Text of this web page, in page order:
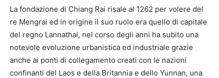
La fondazione di Chiang Rai risale al 1262 per volere del
re Mengrai ed in origine il suo ruolo era quello di capitale
del regno Lannathai, nel corso degli anni ha subito una
notevole evoluzione urbanistica ed industriale grazie
anche ai ponti di collegamento creati con le nazioni
confinanti del Laos e della Britannia e dello Yunnan, una